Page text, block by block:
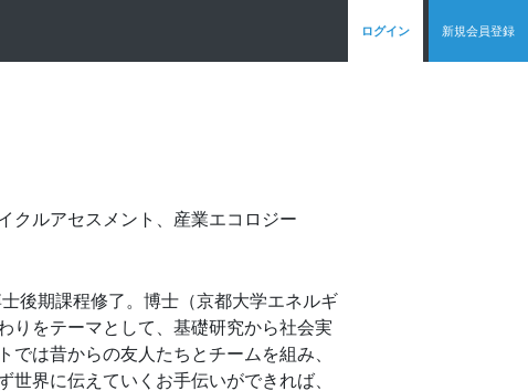
ログイン 新規会員登録
クルアセスメント、産業エコロジー
後期課程修了。博士（京都大学エネルギ
りをテーマとして、基礎研究から社会実
は昔からの友人たちとチームを組み、
界に伝えていくお手伝いができれば、